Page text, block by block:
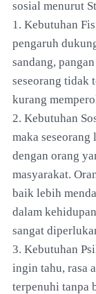
sosial menurut
1. Kebutuhan
pengaruh
sandang,
seseorang tidak
kurang
2. Kebutuhan
maka
dengan orang
masyarakat.
baik lebih
dalam
sangat
3. Kebutuhan
ingin tahu, rasa
terpenuhi tanpa